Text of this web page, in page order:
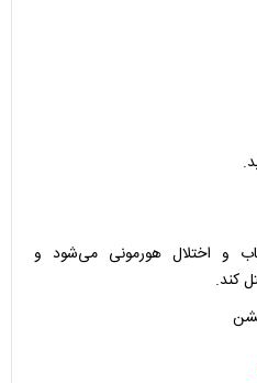
و اختلال هورمونی می‌شود و